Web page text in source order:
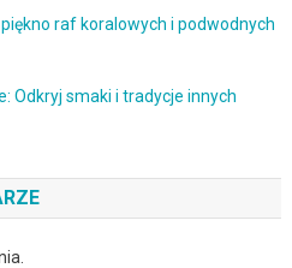
raf koralowych i podwodnych
Odkryj smaki i tradycje innych